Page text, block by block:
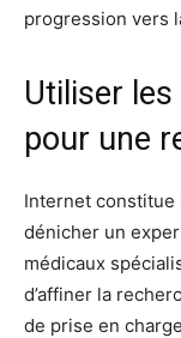
progression vers
Utiliser
pour une
Internet
dénicher un
médicaux
d’affiner la
de prise en